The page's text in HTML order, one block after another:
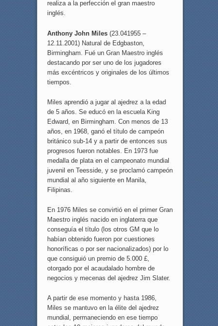
realiza a la perfección el gran maestro
inglés.
Anthony John Miles(23.041955 –
12.11.2001) Natural de Edgbaston,
Birmingham. Fué un Gran Maestro inglés
destacando por ser uno de los jugadores
más excéntricos y originales de los últimos
tiempos.
Miles aprendió a jugar al ajedrez a la edad
de 5 años. Se educó en la escuela King
Edward, en Birmingham. Con menos de 13
años, en 1968, ganó el título de campeón
británico sub-14 y a partir de entonces sus
progresos fueron notables. En 1973 fue
medalla de plata en el campeonato mundial
juvenil en Teesside, y se proclamó campeón
mundial al año siguiente en Manila,
Filipinas.
En 1976 Miles se convirtió en el primer Gran
Maestro inglés nacido en inglaterra que
conseguía el título (los otros GM que lo
habían obtenido fueron por cuestiones
honoríficas o por ser nacionalizados) por lo
que consiguió un premio de 5.000 £,
otorgado por el acaudalado hombre de
negocios y mecenas del ajedrez Jim Slater.
A partir de ese momento y hasta 1986,
Miles se mantuvo en la élite del ajedrez
mundial, permaneciendo en ese tiempo